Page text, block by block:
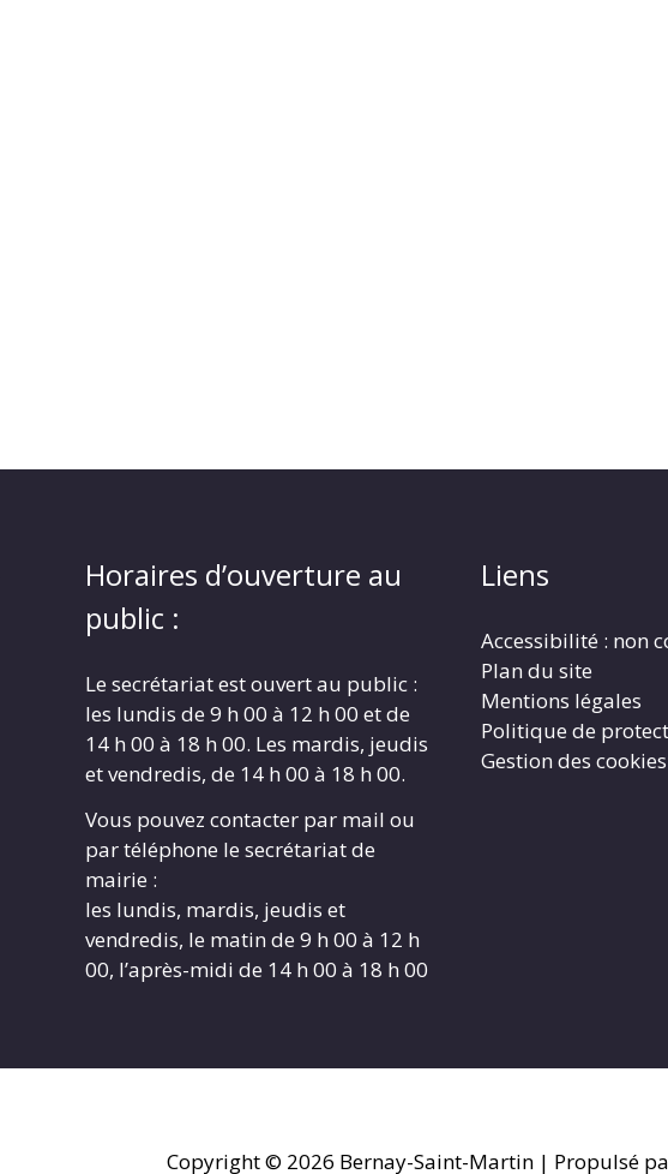
Horaires d’ouverture au
public :
Le secrétariat est ouvert au public :
les lundis de 9 h 00 à 12 h 00 et de
14 h 00 à 18 h 00. Les mardis, jeudis
et vendredis, de 14 h 00 à 18 h 00.
Vous pouvez contacter par mail ou
par téléphone le secrétariat de
mairie :
les lundis, mardis, jeudis et
vendredis, le matin de 9 h 00 à 12 h
00, l’après-midi de 14 h 00 à 18 h 00
Liens
Accessibilité : non
Plan du site
Mentions légales
Politique de
Gestion des cookies
Copyright © 2026 Bernay-Saint-Martin| Propulsé